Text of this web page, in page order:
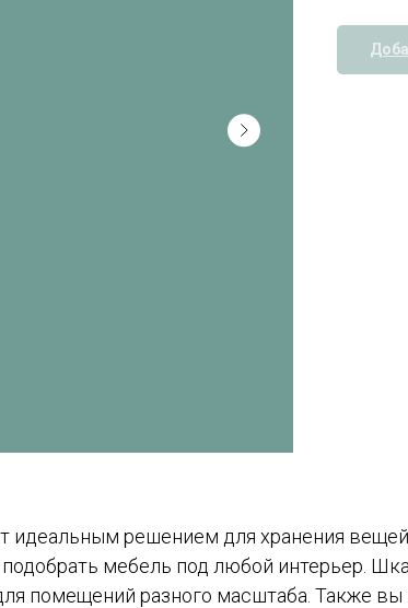
решением для хранения
мебель под любой интерьер.
помещений разного масштаба. Также